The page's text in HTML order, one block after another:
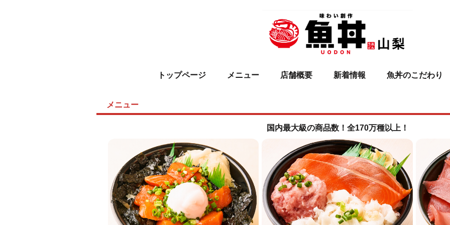
トップページ メニュー 店舗概要 新着情報 魚丼のこだわり
メニュー
国内最大級の商品数！全170万種以上！